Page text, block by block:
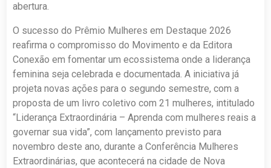
abertura.
O sucesso do Prêmio Mulheres em Destaque 2026
reafirma o compromisso do Movimento e da Editora
Conexão em fomentar um ecossistema onde a liderança
feminina seja celebrada e documentada. A iniciativa já
projeta novas ações para o segundo semestre, com a
proposta de um livro coletivo com 21 mulheres, intitulado
“Liderança Extraordinária – Aprenda com mulheres reais a
governar sua vida”, com lançamento previsto para
novembro deste ano, durante a Conferência Mulheres
Extraordinárias, que acontecerá na cidade de Nova